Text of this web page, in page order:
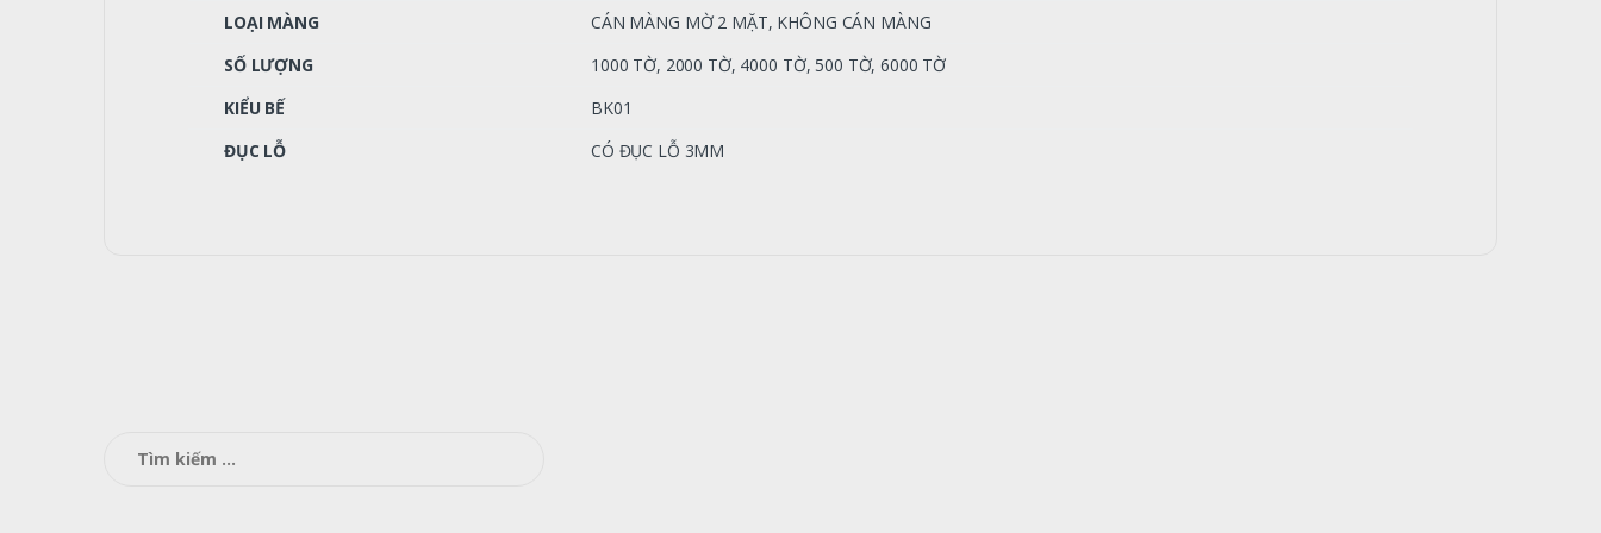
LOẠI MÀNG
CÁN MÀNG MỜ 2 MẶT, KHÔNG CÁN MÀNG
SỐ LƯỢNG
1000 TỜ, 2000 TỜ, 4000 TỜ, 500 TỜ, 6000 TỜ
KIỂU BẾ
BK01
ĐỤC LỖ
CÓ ĐỤC LỖ 3MM
kiếm